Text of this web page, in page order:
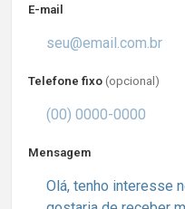
E-mail
Telefone fixo (opcional)
Mensagem